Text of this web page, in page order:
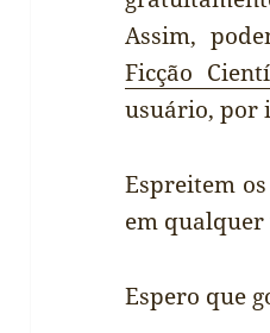
Assim,
Ficção
usuário, por
Espreitem
em qualquer
Espero que